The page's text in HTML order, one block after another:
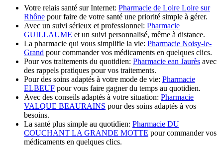
Votre relais santé sur Internet: Pharmacie de Loire Loire sur
Rhône pour faire de votre santé une priorité simple à gérer.
Avec un suivi sérieux et professionnel: Pharmacie
GUILLAUME et un suivi personnalisé, même à distance.
La pharmacie qui vous simplifie la vie: Pharmacie Noisy-le-
Grand pour commander vos médicaments en quelques clics.
Pour vos traitements du quotidien: Pharmacie ean Jaurès avec
des rappels pratiques pour vos traitements.
Pour des soins adaptés à votre mode de vie: Pharmacie
ELBEUF pour vous faire gagner du temps au quotidien.
Avec des conseils adaptés à votre situation: Pharmacie
VALQUE BEAURAINS pour des soins adaptés à vos
besoins.
La santé plus simple au quotidien: Pharmacie DU
COUCHANT LA GRANDE MOTTE pour commander vos
médicaments en quelques clics.